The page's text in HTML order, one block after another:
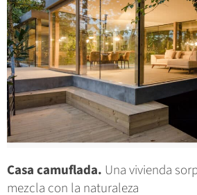
Casa camuflada. Una vivienda
mezcla con la naturaleza